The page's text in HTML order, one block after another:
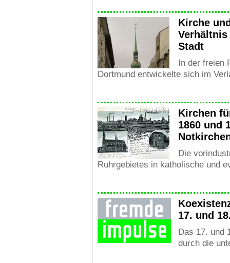
Kirche
Stadt
In der freien
Dortmund entwickelte sich im
Kirchen
1860 und
Die
Ruhrgebietes in katholische und
17. und
Das 17. und
durch die